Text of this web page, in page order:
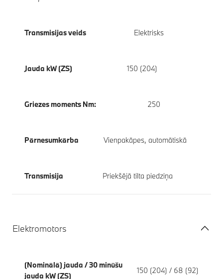
Transmisijas veids Elektrisks
Jauda kW (ZS) 150 (204)
Griezes moments Nm: 250
Pārnesumkārba Vienpakāpes, automātiskā
Transmisija Priekšējā tilta piedziņa
Elektromotors
(Nominālā) jauda / 30 minūšu
jauda kW (ZS)
150 (204) / 68 (92)